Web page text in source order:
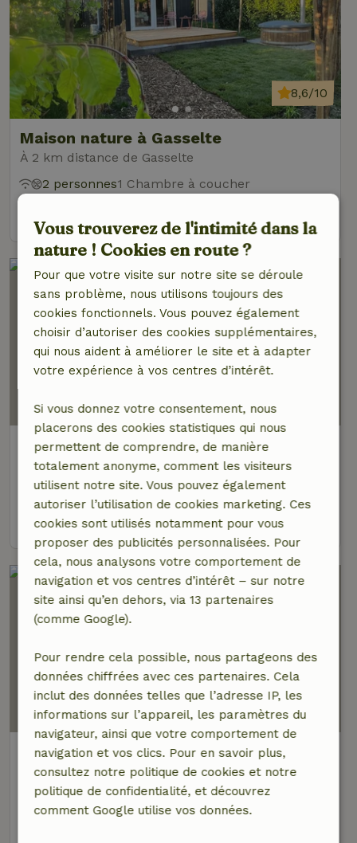
Maison nature à Gasselte
À 2 km distance de Gasselte
8,6/10
2 personnes1 Chambre à coucher
Maison nature à Gasselte
À 2 km distance de Gasselte
4 personnes 2 Chambres à coucher
Maison nature à Gasselte
À 2 km distance de Gasselte
8,9/10
4 personnes2 Chambres à coucher
Vous trouverez de l'intimité dans la
nature ! Cookies en route ?
Pour que votre visite sur notre site se déroule
sans problème, nous utilisons toujours des
cookies fonctionnels. Vous pouvez également
choisir d’autoriser des cookies supplémentaires,
qui nous aident à améliorer le site et à adapter
votre expérience à vos centres d’intérêt.
Si vous donnez votre consentement, nous
placerons des cookies statistiques qui nous
permettent de comprendre, de manière
totalement anonyme, comment les visiteurs
utilisent notre site. Vous pouvez également
autoriser l’utilisation de cookies marketing. Ces
cookies sont utilisés notamment pour vous
proposer des publicités personnalisées. Pour
cela, nous analysons votre comportement de
navigation et vos centres d’intérêt – sur notre
site ainsi qu’en dehors, via 13 partenaires
(comme Google).
Pour rendre cela possible, nous partageons des
données chiffrées avec ces partenaires. Cela
inclut des données telles que l’adresse IP, les
informations sur l’appareil, les paramètres du
navigateur, ainsi que votre comportement de
navigation et vos clics. Pour en savoir plus,
consultez notre politique de cookies et notre
politique de confidentialité, et découvrez
comment Google utilise vos données.